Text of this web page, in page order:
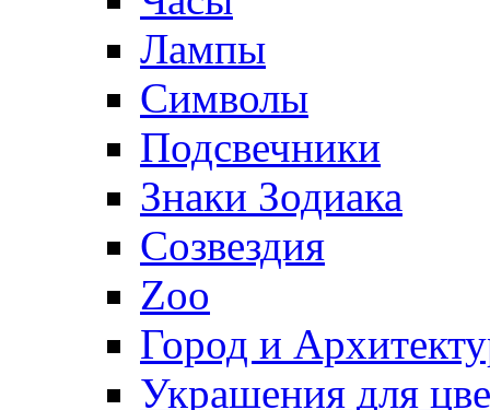
Лампы
Символы
Подсвечники
Знаки Зодиака
Созвездия
Zoo
Город и
Украшения для